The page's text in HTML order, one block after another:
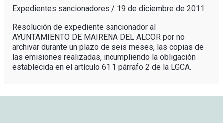
Expedientes sancionadores / 19 de diciembre de 2011
Resolución de expediente sancionador al
AYUNTAMIENTO DE MAIRENA DEL ALCOR por no
archivar durante un plazo de seis meses, las copias de
las emisiones realizadas, incumpliendo la obligación
establecida en el artículo 61.1 párrafo 2 de la LGCA.